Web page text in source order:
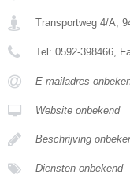
Transportweg 4/A
Tel: 0592-398466 ,
E-mailadres
Website onbekend
Beschrijving
Diensten onbekend